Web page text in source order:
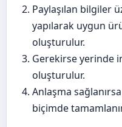
Paylaşılan bilgiler
yapılarak uygun
oluşturulur.
Gerekirse yerinde
oluşturulur.
Anlaşma
biçimde